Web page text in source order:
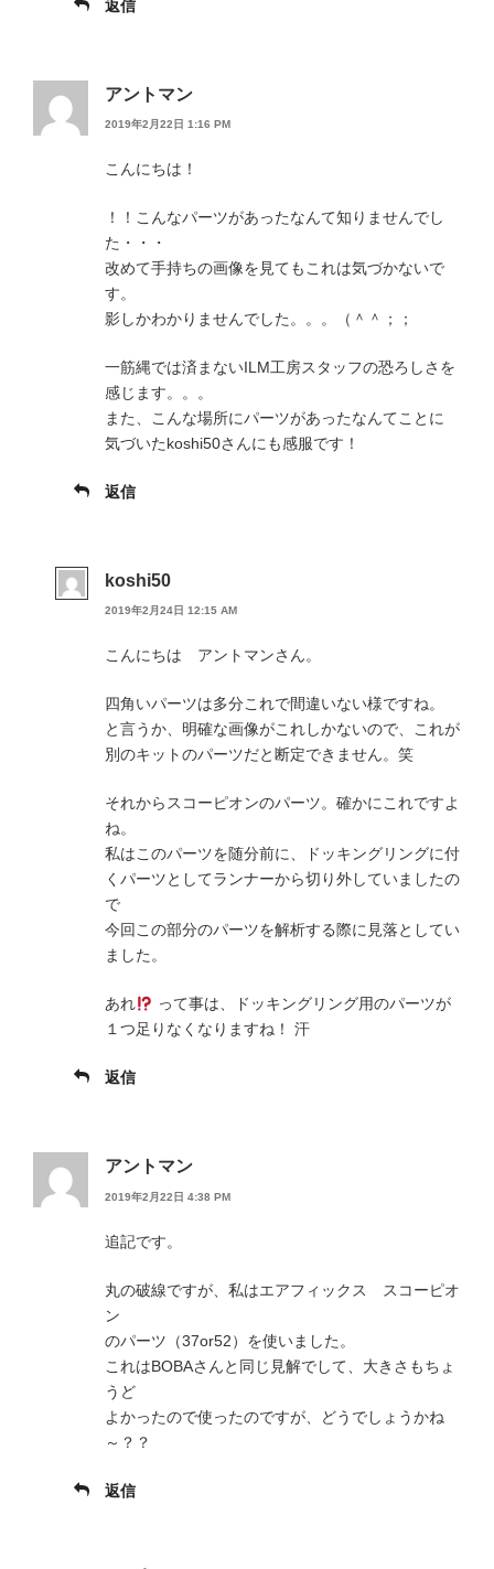
返信
アントマン
2019年2月22日 1:16 PM
こんにちは！
！！こんなパーツがあったなんて知りませんでし
た・・・
改めて手持ちの画像を見てもこれは気づかないで
す。
影しかわかりませんでした。。。（＾＾；；
一筋縄では済まないILM工房スタッフの恐ろしさを
感じます。。。
また、こんな場所にパーツがあったなんてことに
気づいたkoshi50さんにも感服です！
返信
koshi50
2019年2月24日 12:15 AM
こんにちは アントマンさん。
四角いパーツは多分これで間違いない様ですね。
と言うか、明確な画像がこれしかないので、これが
別のキットのパーツだと断定できません。笑
それからスコーピオンのパーツ。確かにこれですよ
ね。
私はこのパーツを随分前に、ドッキングリングに付
くパーツとしてランナーから切り外していましたの
で
今回この部分のパーツを解析する際に見落としてい
ました。
あれ
って事は、ドッキングリング用のパーツが
１つ足りなくなりますね！ 汗
返信
アントマン
2019年2月22日 4:38 PM
追記です。
丸の破線ですが、私はエアフィックス スコーピオ
ン
のパーツ（37or52）を使いました。
これはBOBAさんと同じ見解でして、大きさもちょ
うど
よかったので使ったのですが、どうでしょうかね
～？？
返信